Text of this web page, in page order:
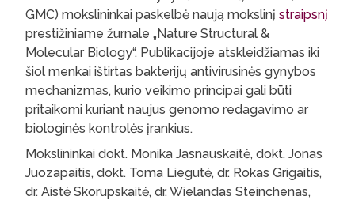
GMC) mokslininkai paskelbė naują mokslinį straipsnį
prestižiniame žurnale „Nature Structural &
Molecular Biology“. Publikacijoje atskleidžiamas iki
šiol menkai ištirtas bakterijų antivirusinės gynybos
mechanizmas, kurio veikimo principai gali būti
pritaikomi kuriant naujus genomo redagavimo ar
biologinės kontrolės įrankius.
Mokslininkai dokt. Monika Jasnauskaitė, dokt. Jonas
Juozapaitis, dokt. Toma Liegutė, dr. Rokas Grigaitis,
dr. Aistė Skorupskaitė, dr. Wielandas Steinchenas,